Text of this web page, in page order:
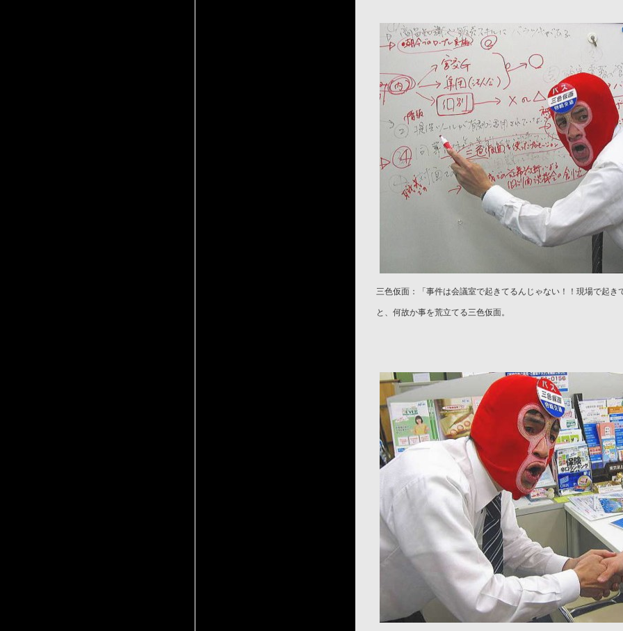
三色仮面：「事件は会議室で起きてるんじゃない！！現場で起き
と、何故か事を荒立てる三色仮面。